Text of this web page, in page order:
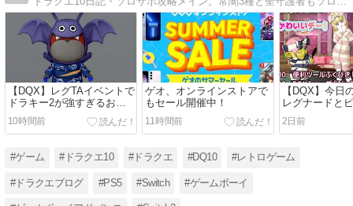
【DQX】レグTAイベントで
ドラキー2が強すぎるお
話、他ピケコラボ
10時間前
ゲオ、オンラインストアで
もセール開催中！
11時間前
【DQX】今日
レグナードと
他、鎌スパス
2日前
#ゲーム #ドラクエ10 #ドラクエ #DQ10 #レトロゲーム
#ドラクエブログ #PS5 #Switch #ゲームボーイ